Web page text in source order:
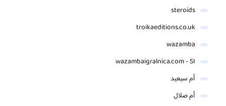
steroids
troikaeditions.co.uk
wazamba
wazambaigralnica.com - SI
أم سيعيد
أم صلال